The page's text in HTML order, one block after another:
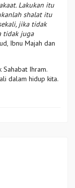
Lakukan itu
shalat itu
jika tidak
tidak juga
Ibnu Majah dan
Sahabat Ihram.
dalam hidup kita.